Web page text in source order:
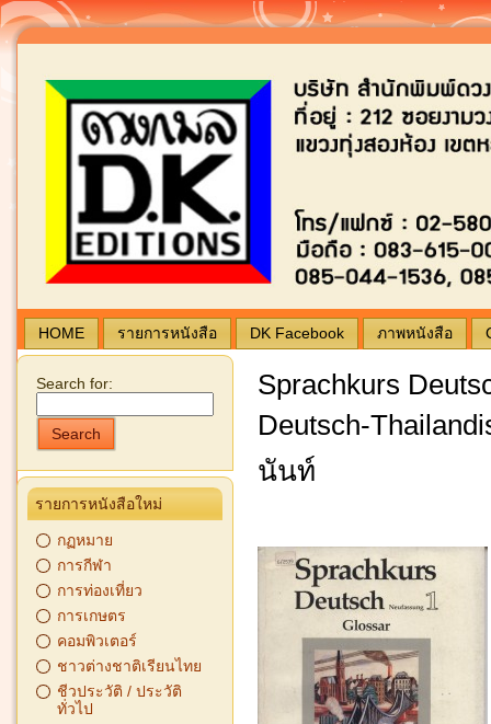
ดว
HOME รายการหนังสือ DK Facebook ภาพหนังสือ
Search for:
Search
รายการหนังสือใหม่
กฏหมาย
การกีฬา
การท่องเที่ยว
การเกษตร
คอมพิวเตอร์
ชาวต่างชาติเรียนไทย
ชีวประวัติ / ประวัติ
ทั่วไป
Sprachkurs
Deutsch-
นันท์